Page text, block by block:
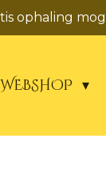
ophaling
WEBSHOP